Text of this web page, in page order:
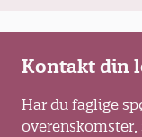
Kontakt din
Har du faglige